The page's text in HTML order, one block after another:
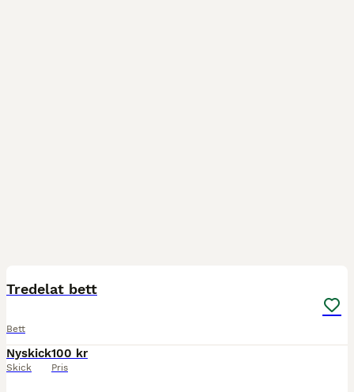
Tredelat bett
Bett
Nyskick
Skick
100 kr
Pris